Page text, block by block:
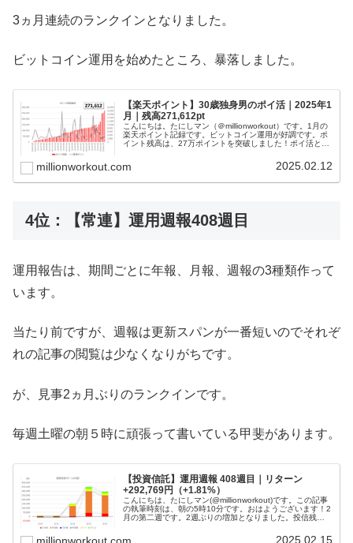
3ヵ月連続のランクインとなりました。
ビットコイン運用を始めたところ、暴落しました。
【楽天ポイント】30歳独身男のポイ活｜2025年1
月｜残高271,612pt
こんにちは。たにしマン（＠millionworkout）です。1月の
楽天ポイント記録です。ビットコイン運用が好調です。ポ
イント残高は、27万ポイントを突破しました！ポイ活と
millionworkout.com 2025.02.12
4位：【常連】運用週報408週目
運用報告は、期間ごとに年報、月報、週報の3種類作って
います。
当たり前ですが、週報は更新スパンが一番短いのでそれぞ
れの記事の閲覧は少なくなりがちです。
が、見事2ヵ月ぶりのランクインです。
毎週土曜の朝５時に頑張って書いている甲斐があります。
【投資信託】運用週報 408週目｜リターン
+292,769円（+1.81%）
こんにちは、たにしマン(@millionworkout)です。この記事
の執筆時刻は、朝の5時10分です。おはようございます！2
月の第二週です。2週ぶりの増加となりました。投信残高
2025.02.15